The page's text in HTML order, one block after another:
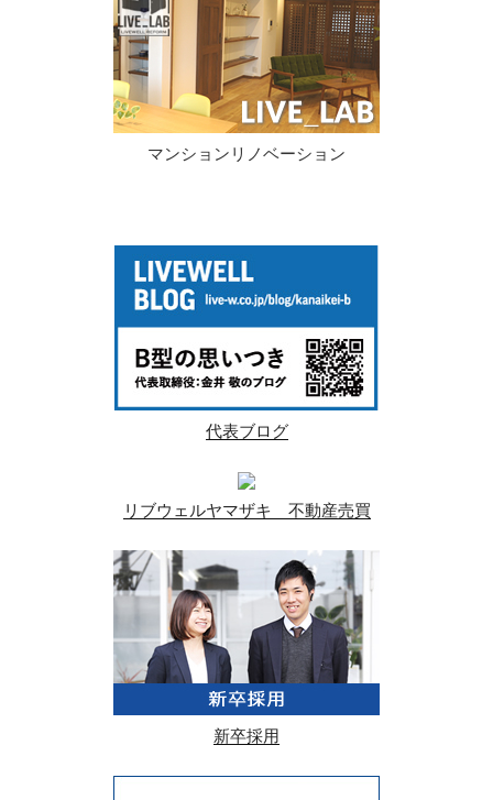
マンションリノベーション
代表ブログ
リブウェルヤマザキ 不動産売買
新卒採用